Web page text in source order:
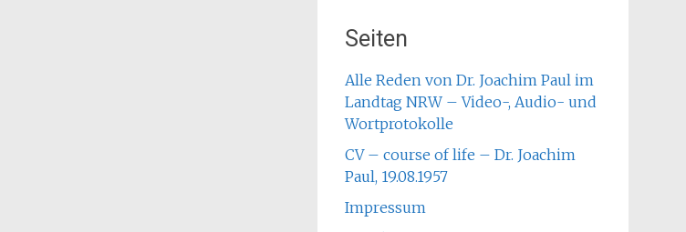
Seiten
Alle Reden von Dr. Joachim Paul im
Landtag NRW – Video-, Audio- und
Wortprotokolle
CV – course of life – Dr. Joachim
Paul, 19.08.1957
Impressum